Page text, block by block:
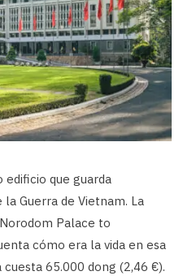
que guarda
Guerra de Vietnam. La
Palace to
cómo era la vida en esa
65.000 dong (2,46 €).